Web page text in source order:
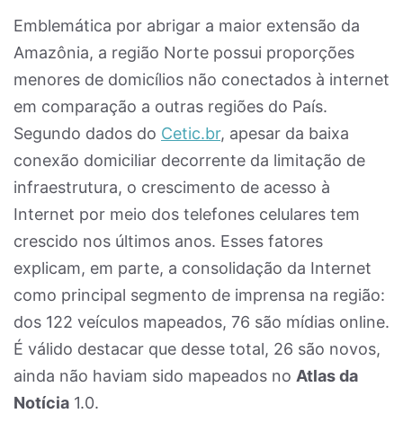
Emblemática por abrigar a maior extensão da
Amazônia, a região Norte possui proporções
menores de domicílios não conectados à internet
em comparação a outras regiões do País.
Segundo dados do Cetic.br, apesar da baixa
conexão domiciliar decorrente da limitação de
infraestrutura, o crescimento de acesso à
Internet por meio dos telefones celulares tem
crescido nos últimos anos. Esses fatores
explicam, em parte, a consolidação da Internet
como principal segmento de imprensa na região:
dos 122 veículos mapeados, 76 são mídias online.
É válido destacar que desse total, 26 são novos,
ainda não haviam sido mapeados no Atlas da
Notícia 1.0.